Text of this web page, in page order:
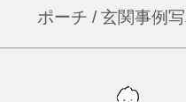
ポーチ / 玄関事例